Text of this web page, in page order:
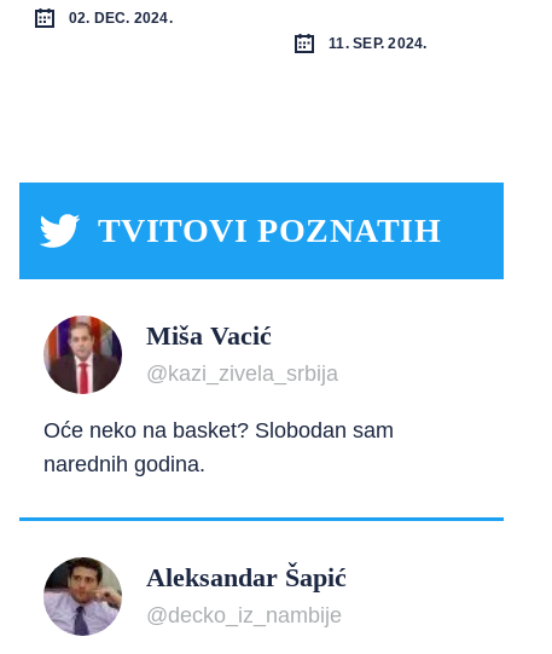
02. DEC. 2024.
11. SEP. 2024.
TVITOVI POZNATIH
Miša Vacić
@kazi_zivela_srbija
Oće neko na basket? Slobodan sam
narednih godina.
Aleksandar Šapić
@decko_iz_nambije